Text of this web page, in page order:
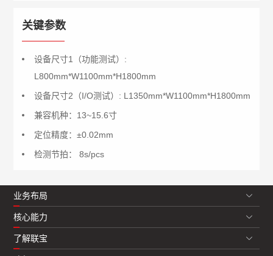
关键参数
设备尺寸1（功能测试）:
L800mm*W1100mm*H1800mm
设备尺寸2（I/O测试）: L1350mm*W1100mm*H1800mm
兼容机种：13~15.6寸
定位精度：±0.02mm
检测节拍： 8s/pcs
业务布局
核心能力
了解联宝